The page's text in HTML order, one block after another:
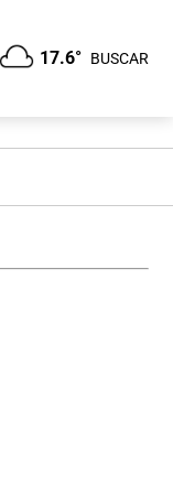
17.6° BUSCAR